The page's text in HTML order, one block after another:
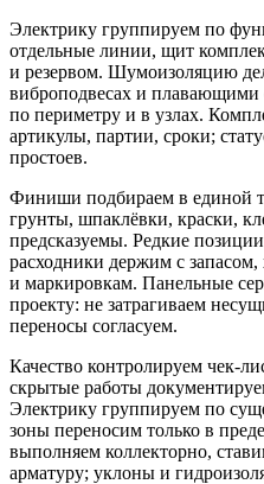
Электрику группируем по
отдельные линии, щит
и резервом. Шумоизоляцию
виброподвесах и
по периметру и в узлах.
артикулы, партии, сроки;
простоев.
Финиши подбираем в единой
грунты, шпаклёвки, краски,
предсказуемы. Редкие
расходники держим с
и маркировкам. Панельные
проекту: не затрагиваем
переносы согласуем.
Качество контролируем чек-
скрытые работы
Электрику группируем по
зоны переносим только в
выполняем коллекторно,
арматуру; уклоны и